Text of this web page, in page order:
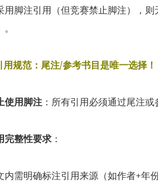
用脚注引用（但竞赛禁止脚注），
用规范：尾注/参考书目是唯一选择！​
使用脚注​ ：所有引用必须通过尾注
完整性要求​ ​：
内需明确标注引用来源（如作者+年